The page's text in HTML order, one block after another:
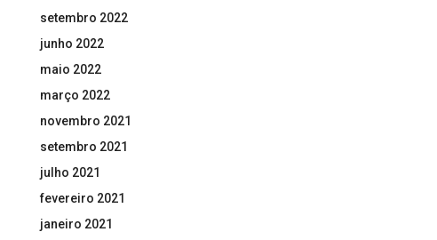
setembro 2022
junho 2022
maio 2022
março 2022
novembro 2021
setembro 2021
julho 2021
fevereiro 2021
janeiro 2021